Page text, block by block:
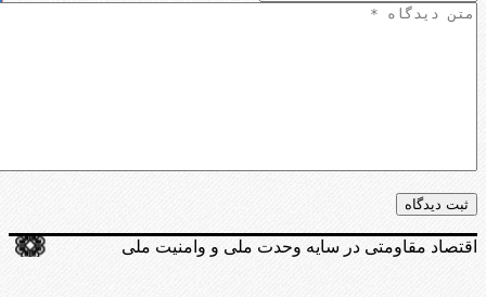
اقتصاد مقاومتی در سایه وحدت ملی و وامنیت ملی